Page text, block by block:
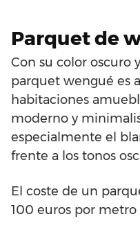
Parquet de
Con su color oscuro
parquet wengué es
habitaciones
moderno y
especialmente el
frente a los tonos
El coste de un
100 euros por metro